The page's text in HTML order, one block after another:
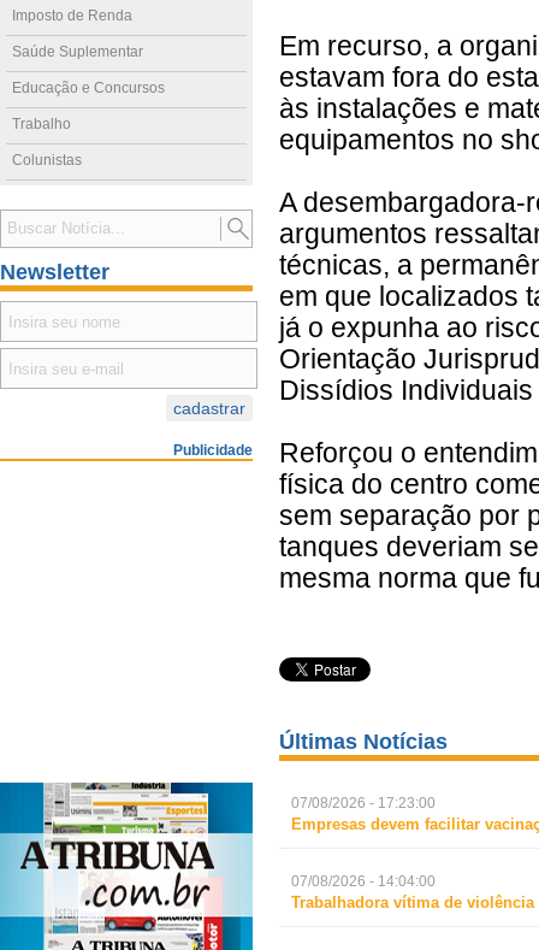
Imposto de Renda
Saúde Suplementar
Educação e Concursos
Trabalho
Colunistas
Newsletter
Publicidade
Em recurso, a
estavam fora do
às instalações e
equipamentos no
A desembargadora-
argumentos
técnicas, a
em que localizados
já o expunha ao
Orientação
Dissídios
Reforçou o
física do centro
sem separação por
tanques deveriam
mesma norma que
Últimas Notícias
07/08/2026 - 17:23:00
Empresas devem facilitar
07/08/2026 - 14:04:00
Trabalhadora vítima de